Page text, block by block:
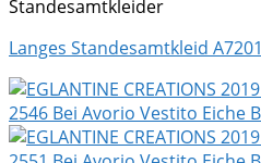
Standesamtkleider
Langes Standesamtkleid A7201